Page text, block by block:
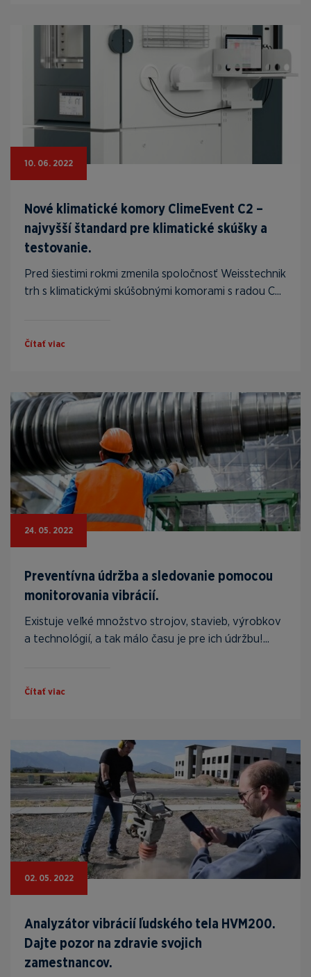
10. 06. 2022
Nové klimatické komory ClimeEvent C2 –
najvyšší štandard pre klimatické skúšky a
testovanie.
Pred šiestimi rokmi zmenila spoločnosť Weisstechnik
trh s klimatickými skúšobnými komorami s radou C...
Čítať viac
24. 05. 2022
Preventívna údržba a sledovanie pomocou
monitorovania vibrácií.
Existuje veľké množstvo strojov, stavieb, výrobkov
a technológií, a tak málo času je pre ich údržbu!...
Čítať viac
02. 05. 2022
Analyzátor vibrácií ľudského tela HVM200.
Dajte pozor na zdravie svojich
zamestnancov.